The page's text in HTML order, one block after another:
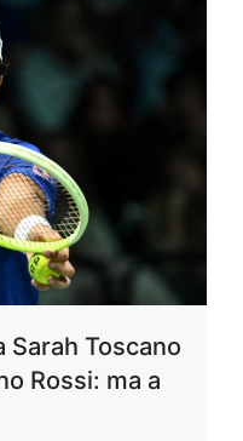
Toscano
Rossi: ma a